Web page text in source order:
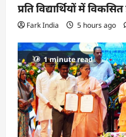
प्रति विद्यार्थियों में
Fark India 5 hours ago
1 minute read